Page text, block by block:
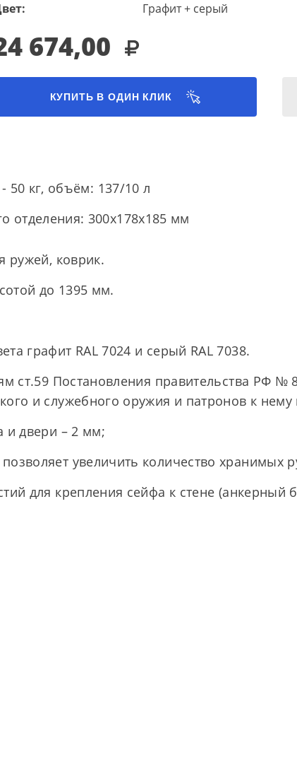
Графит + серый
674,00
КУПИТЬ В ОДИН КЛИК
50 кг, объём: 137/10 л
отделения: 300х178х185 мм
ружей, коврик.
до 1395 мм.
графит RAL 7024 и серый RAL 7038.
ст.59 Постановления правительства РФ
и служебного оружия и патронов к
и двери – 2 мм;
увеличить количество хранимых
для крепления сейфа к стене (анкерный